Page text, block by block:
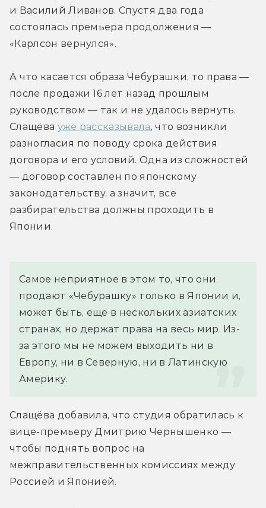
и Василий Ливанов. Спустя два года
состоялась премьера продолжения —
«Карлсон вернулся».
А что касается образа Чебурашки, то права —
после продажи 16 лет назад прошлым
руководством — так и не удалось вернуть.
Слащёва уже рассказывала, что возникли
разногласия по поводу срока действия
договора и его условий. Одна из сложностей
— договор составлен по японскому
законодательству, а значит, все
разбирательства должны проходить в
Японии.
Самое неприятное в этом то, что они
продают «Чебурашку» только в Японии и,
может быть, еще в нескольких азиатских
странах, но держат права на весь мир. Из-
за этого мы не можем выходить ни в
Европу, ни в Северную, ни в Латинскую
Америку.
Слащёва добавила, что студия обратилась к
вице-премьеру Дмитрию Чернышенко —
чтобы поднять вопрос на
межправительственных комиссиях между
Россией и Японией.